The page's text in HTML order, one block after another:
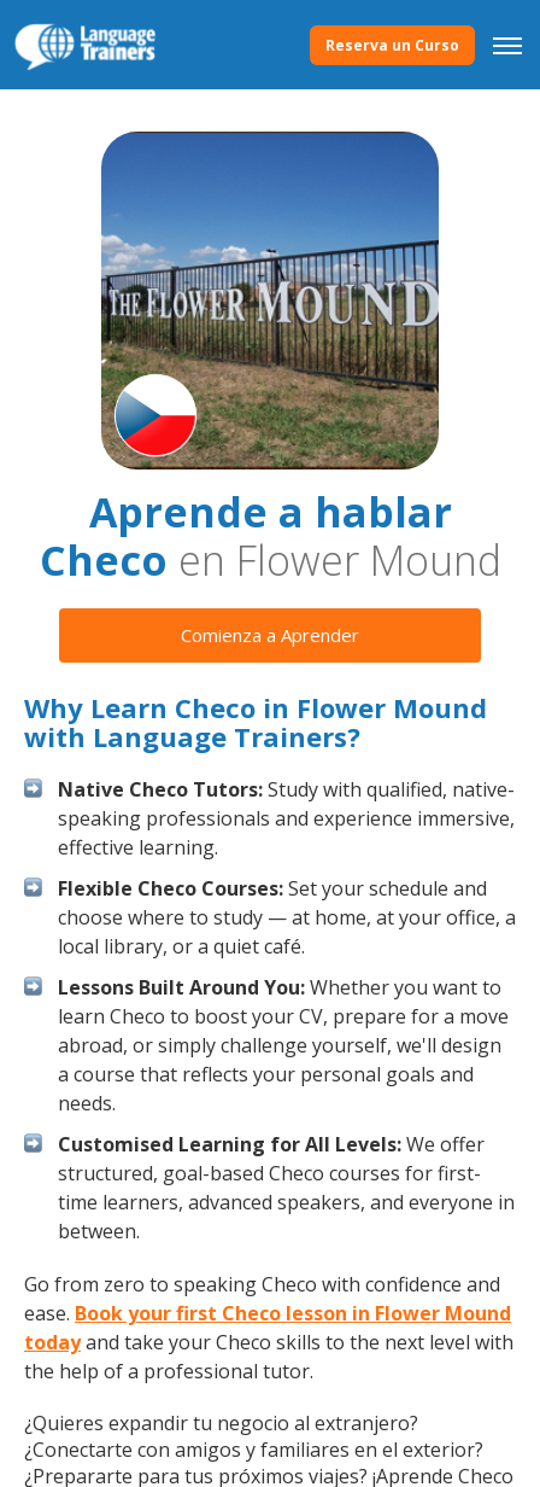
Reserva un Curso
Aprende a hablar
Checo en Flower Mound
Comienza a Aprender
Why Learn Checo in Flower Mound
with Language Trainers?
Native Checo Tutors:Study with qualified, native-
speaking professionals and experience immersive,
effective learning.
Flexible Checo Courses:Set your schedule and
choose where to study — at home, at your office, a
local library, or a quiet café.
Lessons Built Around You:Whether you want to
learn Checo to boost your CV, prepare for a move
abroad, or simply challenge yourself, we'll design
a course that reflects your personal goals and
needs.
Customised Learning for All Levels:We offer
structured, goal-based Checo courses for first-
time learners, advanced speakers, and everyone in
between.
Go from zero to speaking Checo with confidence and
ease. Book your first Checo lesson in Flower Mound
todayand take your Checo skills to the next level with
the help of a professional tutor.
¿Quieres expandir tu negocio al extranjero?
¿Conectarte con amigos y familiares en el exterior?
¿Prepararte para tus próximos viajes? ¡Aprende Checo